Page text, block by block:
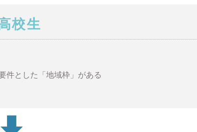
校生
件とした「地域枠」がある